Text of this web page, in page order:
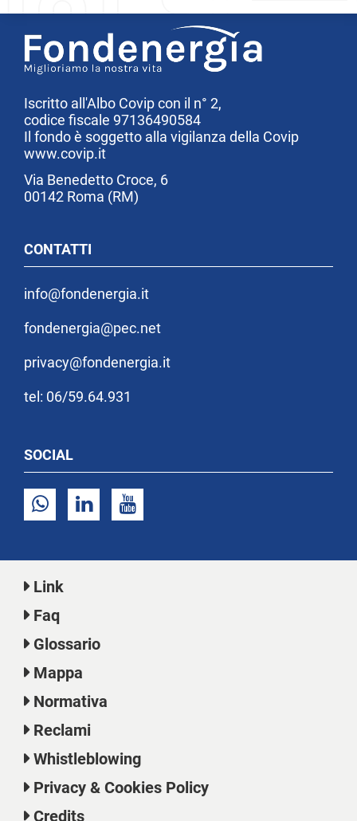
Iscritto all'Albo Covip con il n° 2,
codice fiscale 97136490584
Il fondo è soggetto alla vigilanza della Covip
www.covip.it
Via Benedetto Croce, 6
00142 Roma (RM)
CONTATTI
info@fondenergia.it
fondenergia@pec.net
privacy@fondenergia.it
tel: 06/59.64.931
SOCIAL
Link
Faq
Glossario
Mappa
Normativa
Reclami
Whistleblowing
Privacy & Cookies Policy
Credits